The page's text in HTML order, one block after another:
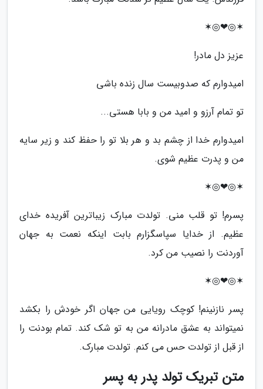
✶◎❤◎✶
عزیز دل مادر!
امیدوارم که صدوبیست سال زنده باشی
تو تمام آرزو و امید من و بابا هستی...
امیدوارم خدا از چشم بد و هر بلا تو را حفظ کند و زیر سایه
من و پدرت عظیم شوی.
✶◎❤◎✶
پسرم! تو قلب منی. تولدت مبارک زیباترین آفریده خدای
عظیم. از خدایا سپاسگزارم بابت اینکه نعمت به جهان
آوردنت را نصیب من کرد.
✶◎❤◎✶
پسر نازنینم! کوچک رویایی من جهان اگر خودش را بکشد
نمیتواند به عشق مادرانه من به تو شک کند. تمام بودنت را
از قبل از تولدت حس می کنم. تولدت مبارک.
متن تبریک تولد پدر به پسر